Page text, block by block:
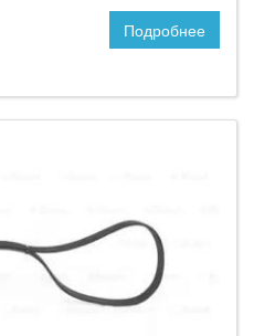
Подробнее